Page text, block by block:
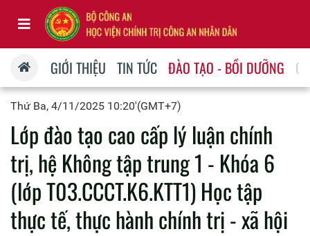
GIỚI THIỆU TIN TỨC ĐÀO TẠO - BỒI DƯỠNG
Thứ Ba, 4/11/2025 10:20'(GMT+7)
Lớp đào tạo cao cấp lý luận chính
trị, hệ Không tập trung 1 - Khóa 6
(lớp T03.CCCT.K6.KTT1) Học tập
thực tế, thực hành chính trị - xã hội